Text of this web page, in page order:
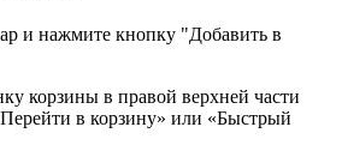
и нажмите кнопку "Добавить в
корзины в правой верхней части
в корзину» или «Быстрый